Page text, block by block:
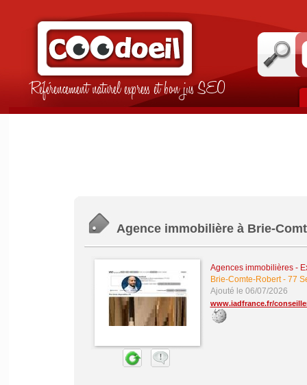
Référencement naturel express et bon jus SEO
Agence immobilière à Brie-
Agences immobilières -
Brie-Comte-Robert- 77
Ajouté le 06/07/2026
www.iadfrance.fr/